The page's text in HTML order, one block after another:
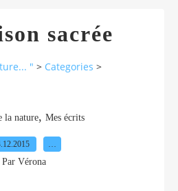
sacrée
" > Categories >
la nature, Mes écrits
Par Vérona